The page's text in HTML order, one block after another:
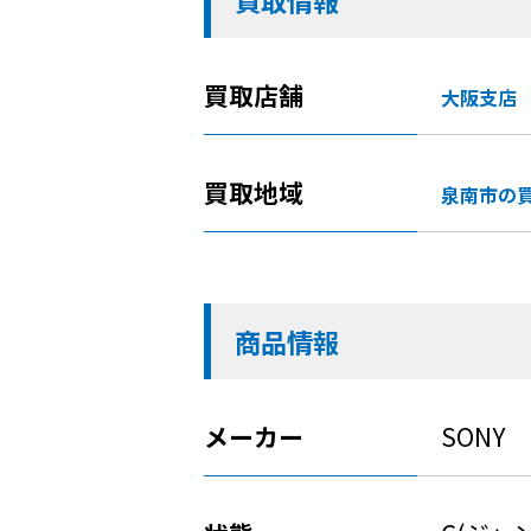
買取店舗 大阪支店
買取地域 泉南市の
商品情報
メーカー SONY